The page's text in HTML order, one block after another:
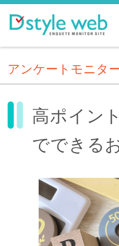
アンケートモニタ
高ポイン
でできる